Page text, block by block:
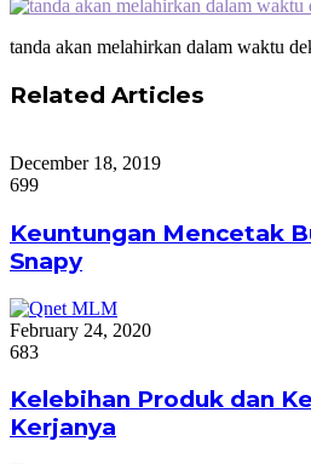
tanda akan melahirkan dalam waktu
Related Articles
December 18, 2019
699
Keuntungan Mencetak
Snapy
February 24, 2020
683
Kelebihan Produk dan
Kerjanya